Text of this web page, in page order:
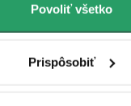
Povoliť všetko
Prispôsobiť